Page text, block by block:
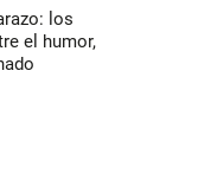
los
el humor,